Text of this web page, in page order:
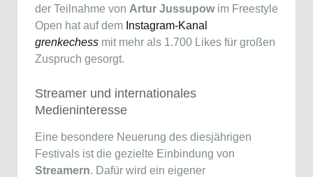
der Teilnahme von Artur Jussupowim Freestyle
Open hat auf dem Instagram-Kanal
grenkechess mit mehr als 1.700 Likes für großen
Zuspruch gesorgt.
Streamer und internationales
Medieninteresse
Eine besondere Neuerung des diesjährigen
Festivals ist die gezielte Einbindung von
Streamern. Dafür wird ein eigener